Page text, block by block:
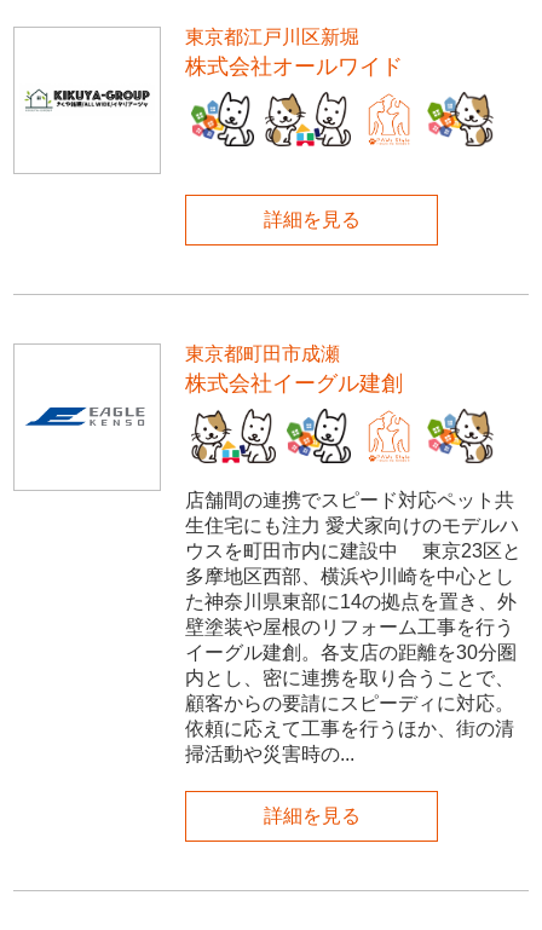
東京都江戸川区新堀
株式会社オールワイド
詳細を見る
東京都町田市成瀬
株式会社イーグル建創
店舗間の連携でスピード対応ペット共
生住宅にも注力 愛犬家向けのモデルハ
ウスを町田市内に建設中 東京23区と
多摩地区西部、横浜や川崎を中心とし
た神奈川県東部に14の拠点を置き、外
壁塗装や屋根のリフォーム工事を行う
イーグル建創。各支店の距離を30分圏
内とし、密に連携を取り合うことで、
顧客からの要請にスピーディに対応。
依頼に応えて工事を行うほか、街の清
掃活動や災害時の...
詳細を見る